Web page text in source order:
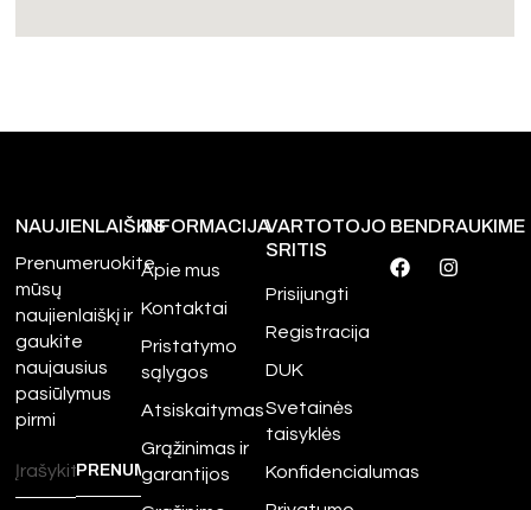
NAUJIENLAIŠKIS
Prenumeruokite
mūsų
naujienlaiškį ir
gaukite
naujausius
pasiūlymus
pirmi
INFORMACIJA
Apie mus
Kontaktai
Pristatymo
sąlygos
Atsiskaitymas
Grąžinimas ir
garantijos
VARTOTOJO
SRITIS
Prisijungti
Registracija
DUK
Svetainės
taisyklės
Konfidencialumas
BENDRAUKIME